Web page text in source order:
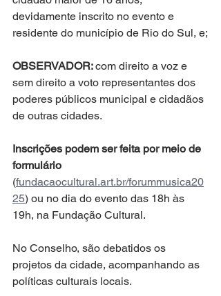
devidamente inscrito no evento e
residente do município de Rio do Sul, e;
OBSERVADOR: com direito a voz e
sem direito a voto representantes dos
poderes públicos municipal e cidadãos
de outras cidades.
Inscrições podem ser feita por meio de
formulário
(fundacaocultural.art.br/forummusica20
25) ou no dia do evento das 18h às
19h, na Fundação Cultural.
No Conselho, são debatidos os
projetos da cidade, acompanhando as
políticas culturais locais.